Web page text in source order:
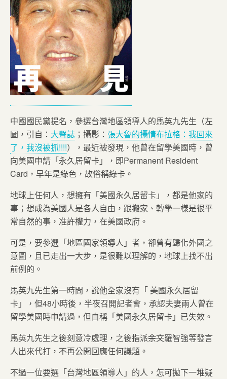
中國國民黨提名，參選台灣地區領導人的馬英九先生（左
圖，引自： 大聲誌 ；攝影： 張大魯的攝情布拉格：我回來
了，我沒被抓!!!!），最近被發現，他曾在留學美國時，曾
向美國申請「永久居留卡」，即Permanent Resident
Card，早年是綠色，故俗稱綠卡。
地球上任何人，想擁有「美國永久居留卡」，都是他家的
事；想成為美國人是各人自由，跟搬家、轉學一樣是很平
常自然的事，准許權力，在美國政府。
可是，要參選「地區國家領導人」者，卻曾有歸化外國之
意圖，且已走出一大步，是很難以理解的，地球上找不出
前例的。
馬英九先生第一時間，說他全家沒有「 美國永久居留
卡」，但48小時後，半夜召開記者會，承認夫妻兩人曾在
留學美國時申請過，但自稱「美國永久居留卡」已失效。
馬英九先生之後刻意冷處理，之後指派余文羅智強等發言
人出來代打，不再公開回應任何議題。
不過一位要選「台灣地區領導人」的人，怎可拋下一堆疑